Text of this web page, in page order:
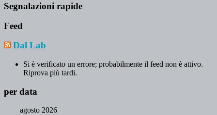
Segnalazioni rapide
Feed
Dal Lab
Si è verificato un errore; probabilmente il feed non è attivo.
Riprova più tardi.
per data
agosto 2026